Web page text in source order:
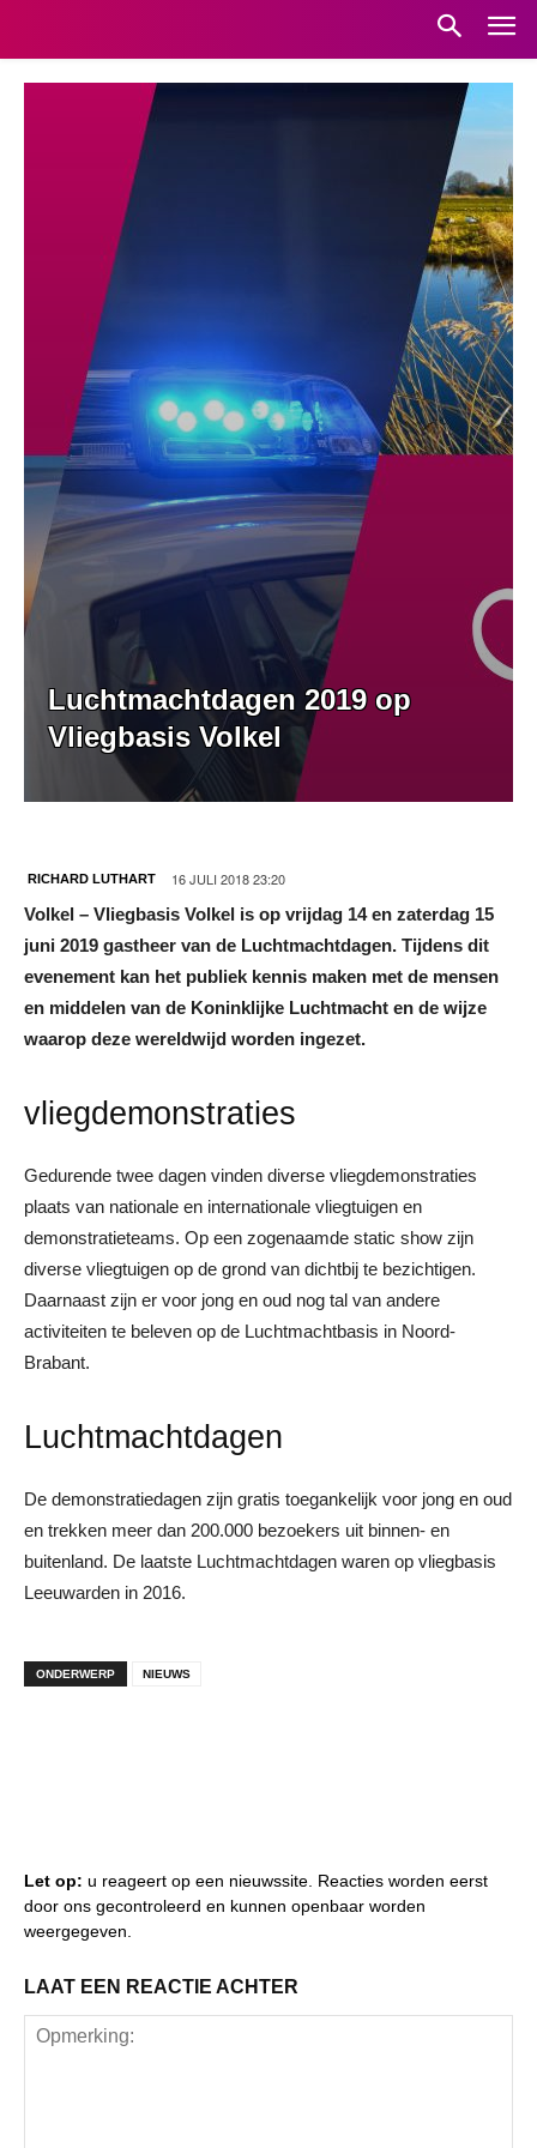
Luchtmachtdagen 2019 op
Vliegbasis Volkel
RICHARD LUTHART 16 JULI 2018 23:20
Volkel – Vliegbasis Volkel is op vrijdag 14 en zaterdag 15
juni 2019 gastheer van de Luchtmachtdagen. Tijdens dit
evenement kan het publiek kennis maken met de mensen
en middelen van de Koninklijke Luchtmacht en de wijze
waarop deze wereldwijd worden ingezet.
vliegdemonstraties
Gedurende twee dagen vinden diverse vliegdemonstraties
plaats van nationale en internationale vliegtuigen en
demonstratieteams. Op een zogenaamde static show zijn
diverse vliegtuigen op de grond van dichtbij te bezichtigen.
Daarnaast zijn er voor jong en oud nog tal van andere
activiteiten te beleven op de Luchtmachtbasis in Noord-
Brabant.
Luchtmachtdagen
De demonstratiedagen zijn gratis toegankelijk voor jong en oud
en trekken meer dan 200.000 bezoekers uit binnen- en
buitenland. De laatste Luchtmachtdagen waren op vliegbasis
Leeuwarden in 2016.
ONDERWERP NIEUWS
Let op: u reageert op een nieuwssite. Reacties worden eerst
door ons gecontroleerd en kunnen openbaar worden
weergegeven.
LAAT EEN REACTIE ACHTER